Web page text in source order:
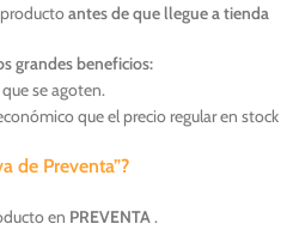
antes de que llegue a tienda
grandes beneficios:
se agoten.
que el precio regular en stock
de Preventa”?
en PREVENTA.